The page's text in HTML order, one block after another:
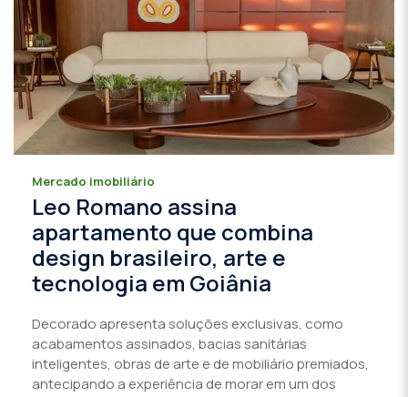
Mercado imobiliário
Leo Romano assina
apartamento que combina
design brasileiro, arte e
tecnologia em Goiânia
Decorado apresenta soluções exclusivas, como
acabamentos assinados, bacias sanitárias
inteligentes, obras de arte e de mobiliário premiados,
antecipando a experiência de morar em um dos